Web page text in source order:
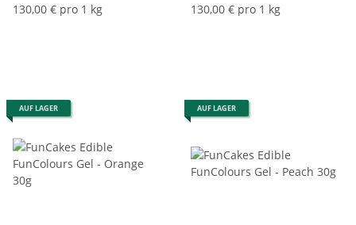
130,00 € pro 1 kg 130,00 € pro 1 kg
AUF LAGER AUF LAGER